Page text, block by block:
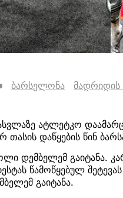
ბარსელონა
ატლეტკო
თასის დაწყების წინ
დემბელემ გაიტანა.
წამოწყებულ
გაიტანა.